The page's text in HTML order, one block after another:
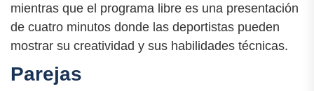
mientras que el programa libre es una presentación
de cuatro minutos donde las deportistas pueden
mostrar su creatividad y sus habilidades técnicas.
Parejas